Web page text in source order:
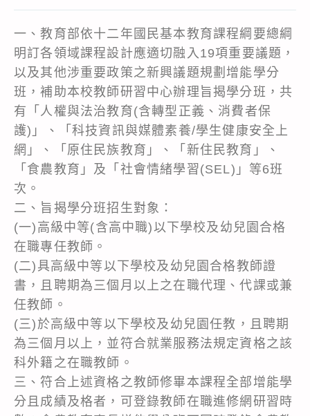
一、教育部依十二年國民基本教育課程綱要總綱
明訂各領域課程設計應適切融入19項重要議題，
以及其他涉重要政策之新興議題規劃增能學分
班，補助本校教師研習中心辦理旨揭學分班，共
有「人權與法治教育(含轉型正義、消費者保
護)」、「科技資訊與媒體素養/學生健康安全上
網」、「原住民族教育」、「新住民教育」、
「食農教育」及「社會情緒學習(SEL)」等6班
次。
二、旨揭學分班招生對象：
(一)高級中等(含高中職)以下學校及幼兒園合格
在職專任教師。
(二)具高級中等以下學校及幼兒園合格教師證
書，且聘期為三個月以上之在職代理、代課或兼
任教師。
(三)於高級中等以下學校及幼兒園任教，且聘期
為三個月以上，並符合就業服務法規定資格之該
科外籍之在職教師。
三、符合上述資格之教師修畢本課程全部增能學
分且成績及格者，可登錄教師在職進修網研習時